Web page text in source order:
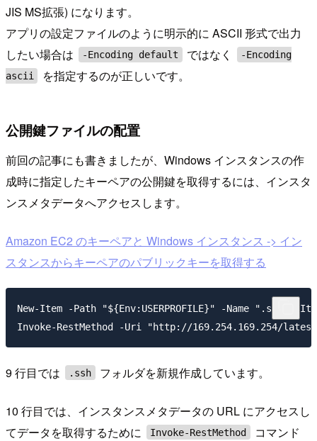
JIS MS拡張) になります。
アプリの設定ファイルのように明示的に ASCII 形式で出力
したい場合は
-Encoding default ではなく
-Encoding
ascii
を指定するのが正しいです。
公開鍵ファイルの配置
前回の記事にも書きましたが、Windows インスタンスの作
成時に指定したキーペアの公開鍵を取得するには、インスタ
ンスメタデータへアクセスします。
Amazon EC2 のキーペアと Windows インスタンス -> イン
スタンスからキーペアのパブリックキーを取得する
New-Item -Path "${Env:USERPROFILE}" -Name ".ssh" -
9 行目では .ssh フォルダを新規作成しています。
10 行目では、インスタンスメタデータの URL にアクセスし
てデータを取得するために
Invoke-RestMethod コマンド